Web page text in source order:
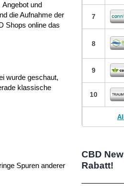
Angebot und
die Aufnahme der
Shops online das
wurde geschaut,
klassische
Spuren anderer
7
8
9
10
CBD
Rabatt!